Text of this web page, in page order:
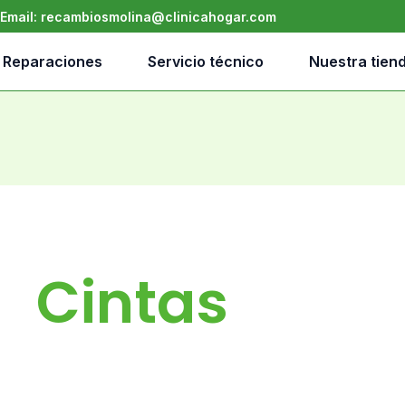
Email: recambiosmolina@clinicahogar.com
Reparaciones Servicio técnico Nuestra
Cintas